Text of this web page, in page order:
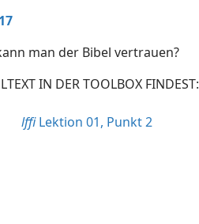
man der Bibel vertrauen?
IN DER TOOLBOX FINDEST:
lffiLektion 01, Punkt 2